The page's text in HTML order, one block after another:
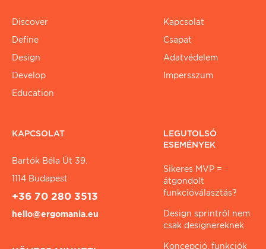
Discover
Define
Design
Develop
Education
Kapcsolat
Csapat
Adatvédelem
Impersszum
KAPCSOLAT
Bartók Béla Út 39.
1114 Budapest
+36 70 280 3513
hello@ergomania.eu
LEGUTOLSÓ
ESEMÉNYEK
Sikeres MVP =
átgondolt
funkcióválasztás?
Design sprintről nem
csak designereknek
Koncepció, funkciók